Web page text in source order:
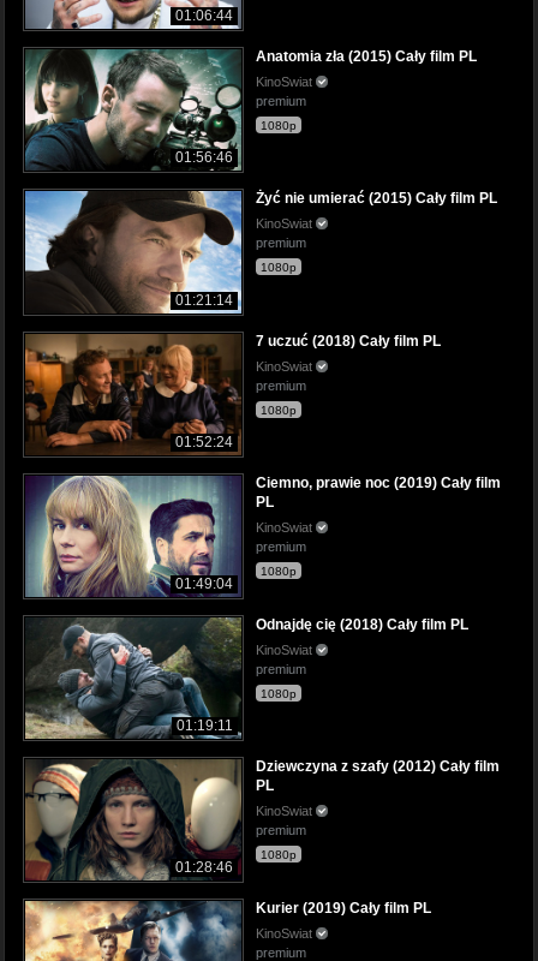
01:06:44
01:56:46
Anatomia zła (2015) Cały film PL
KinoSwiat
premium
1080p
01:21:14
Żyć nie umierać (2015) Cały film PL
KinoSwiat
premium
1080p
01:52:24
7 uczuć (2018) Cały film PL
KinoSwiat
premium
1080p
01:49:04
Ciemno, prawie noc (2019) Cały film
PL
KinoSwiat
premium
1080p
01:19:11
Odnajdę cię (2018) Cały film PL
KinoSwiat
premium
1080p
01:28:46
Dziewczyna z szafy (2012) Cały film
PL
KinoSwiat
premium
1080p
Kurier (2019) Cały film PL
KinoSwiat
premium